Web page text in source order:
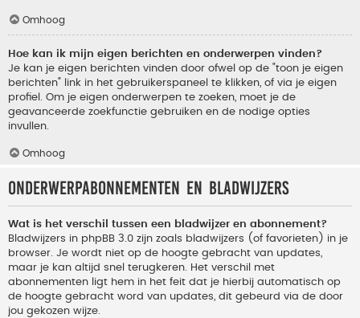
Omhoog
Hoe kan ik mijn eigen berichten en onderwerpen vinden?
Je kan je eigen berichten vinden door ofwel op de "toon je eigen
berichten" link in het gebruikerspaneel te klikken, of via je eigen
profiel. Om je eigen onderwerpen te zoeken, moet je de
geavanceerde zoekfunctie gebruiken en de nodige opties
invullen.
Omhoog
Onderwerpabonnementen en bladwijzers
Wat is het verschil tussen een bladwijzer en abonnement?
Bladwijzers in phpBB 3.0 zijn zoals bladwijzers (of favorieten) in je
browser. Je wordt niet op de hoogte gebracht van updates,
maar je kan altijd snel terugkeren. Het verschil met
abonnementen ligt hem in het feit dat je hierbij automatisch op
de hoogte gebracht word van updates, dit gebeurd via de door
jou gekozen wijze.